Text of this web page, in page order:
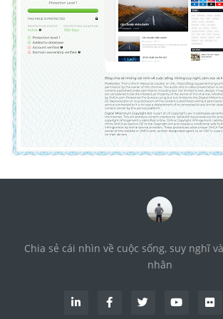
Chia sẻ cái nhìn về cuộc sống, suy nghĩ
nhân